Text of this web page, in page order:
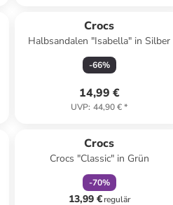
Crocs
Halbsandalen "Isabella" in Silber
-66%
14,99 €
UVP: 44,90 €*
Crocs
Crocs "Classic" in Grün
-70%
13,99 €regulär